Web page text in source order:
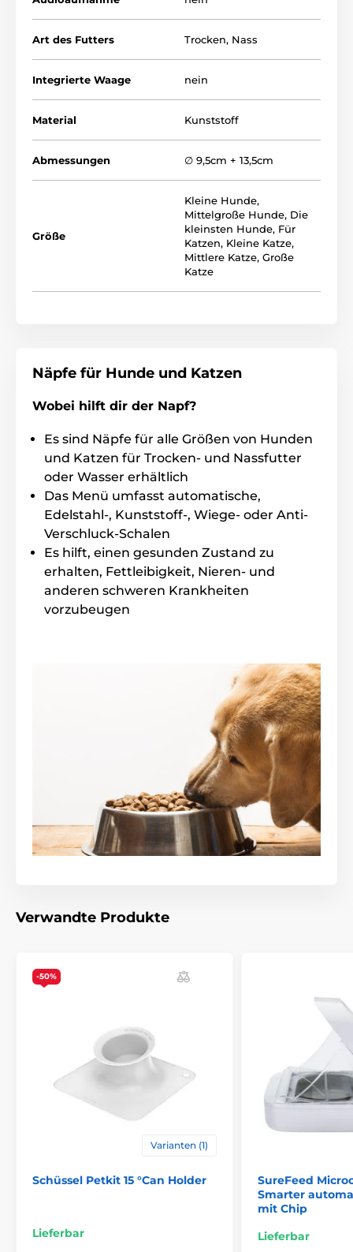
Art des Futters Trocken, Nass
Integrierte Waage nein
Material Kunststoff
Abmessungen ∅ 9,5cm + 13,5cm
Größe
Kleine Hunde,
Mittelgroße Hunde, Die
kleinsten Hunde, Für
Katzen, Kleine Katze,
Mittlere Katze, Große
Katze
Näpfe für Hunde und Katzen
Wobei hilft dir der Napf?
Es sind Näpfe für alle Größen von Hunden
und Katzen für Trocken- und Nassfutter
oder Wasser erhältlich
Das Menü umfasst automatische,
Edelstahl-, Kunststoff-, Wiege- oder Anti-
Verschluck-Schalen
Es hilft, einen gesunden Zustand zu
erhalten, Fettleibigkeit, Nieren- und
anderen schweren Krankheiten
vorzubeugen
Verwandte Produkte
-50%
Varianten (1)
Schüssel Petkit 15 °Can Holder
Lieferbar
SureFeed
Smarter
mit Chip
Lieferbar